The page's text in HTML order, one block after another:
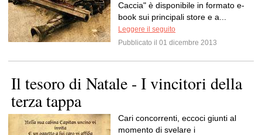
Caccia" è disponibile in formato e-
book sui principali store e a...
Leggere il seguito
Pubblicato il 01 dicembre 2013
Il tesoro di Natale - I vincitori della
terza tappa
Cari concorrenti, eccoci giunti al
momento di svelare i